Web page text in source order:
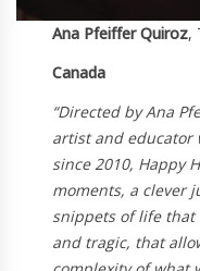
Ana Pfeiffer Quiroz,
Canada
“Directed by Ana
artist and educator
since 2010, Happy
moments, a clever
snippets of life
and tragic, that